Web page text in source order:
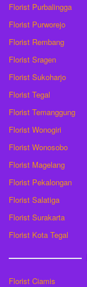
Florist Purbalingga
Florist Purworejo
Florist Rembang
Florist Sragen
Florist Sukoharjo
Florist Tegal
Florist Temanggung
Florist Wonogiri
Florist Wonosobo
Florist Magelang
Florist Pekalongan
Florist Salatiga
Florist Surakarta
Florist Kota Tegal
Florist Ciamis